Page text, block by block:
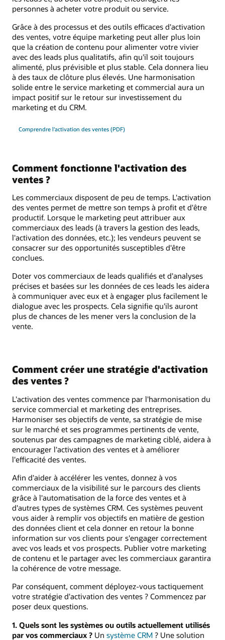
personnes à acheter votre produit ou service.
Grâce à des processus et des outils efficaces d'activation
des ventes, votre équipe marketing peut aller plus loin
que la création de contenu pour alimenter votre vivier
avec des leads plus qualitatifs, afin qu'il soit toujours
alimenté, plus prévisible et plus stable. Cela donnera lieu
à des taux de clôture plus élevés. Une harmonisation
solide entre le service marketing et commercial aura un
impact positif sur le retour sur investissement du
marketing et du CRM.
Comprendre l'activation des ventes (PDF)
Comment fonctionne l'activation des
ventes ?
Les commerciaux disposent de peu de temps. L'activation
des ventes permet de mettre son temps à profit et d'être
productif. Lorsque le marketing peut attribuer aux
commerciaux des leads (à travers la gestion des leads,
l'activation des données, etc.); les vendeurs peuvent se
consacrer sur des opportunités susceptibles d'être
conclues.
Doter vos commerciaux de leads qualifiés et d'analyses
précises et basées sur les données de ces leads les aidera
à communiquer avec eux et à engager plus facilement le
dialogue avec les prospects. Cela signifie qu'ils auront
plus de chances de les mener vers la conclusion de la
vente.
Comment créer une stratégie d'activation
des ventes ?
L'activation des ventes commence par l'harmonisation du
service commercial et marketing des entreprises.
Harmoniser ses objectifs de vente, sa stratégie de mise
sur le marché et ses programmes pertinents de vente,
soutenus par des campagnes de marketing ciblé, aidera à
encourager l'activation des ventes et à améliorer
l'efficacité des ventes.
Afin d'aider à accélérer les ventes, donnez à vos
commerciaux de la visibilité sur le parcours des clients
grâce à l'automatisation de la force des ventes et à
d'autres types de systèmes CRM. Ces systèmes peuvent
vous aider à remplir vos objectifs en matière de gestion
des données client et cela donner en retour la bonne
information sur vos clients pour s'engager correctement
avec vos leads et vos prospects. Publier votre marketing
de contenu et le partager avec les commerciaux garantira
la cohérence de votre message.
Par conséquent, comment déployez-vous tactiquement
votre stratégie d'activation des ventes ? Commencez par
poser deux questions.
1. Quels sont les systèmes ou outils actuellement utilisés
par vos commerciaux ? Un système CRM ? Une solution